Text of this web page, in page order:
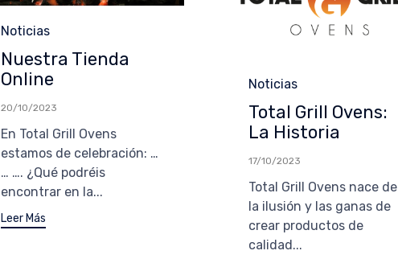
Categoría
Noticias
Nuestra Tienda
Online
20/10/2023
En Total Grill Ovens
estamos de celebración: …
… …. ¿Qué podréis
encontrar en la...
Leer Más
Categoría
Noticias
Total Grill Ovens:
La Historia
17/10/2023
Total Grill Ovens nace de
la ilusión y las ganas de
crear productos de
calidad...